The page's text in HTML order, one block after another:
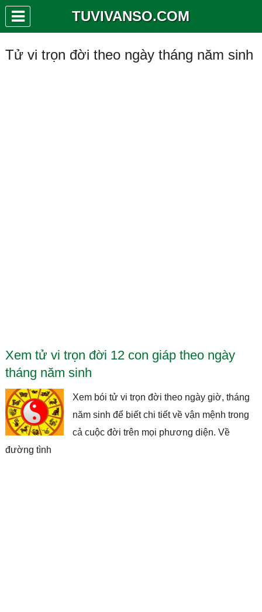
TUVIVANSO.COM
Tử vi trọn đời theo ngày tháng năm sinh
Xem tử vi trọn đời 12 con giáp theo ngày
tháng năm sinh
Xem bói tử vi trọn đời theo ngày giờ, tháng
năm sinh để biết chi tiết về vận mệnh trong
cả cuộc đời trên mọi phương diện. Về
đường tình